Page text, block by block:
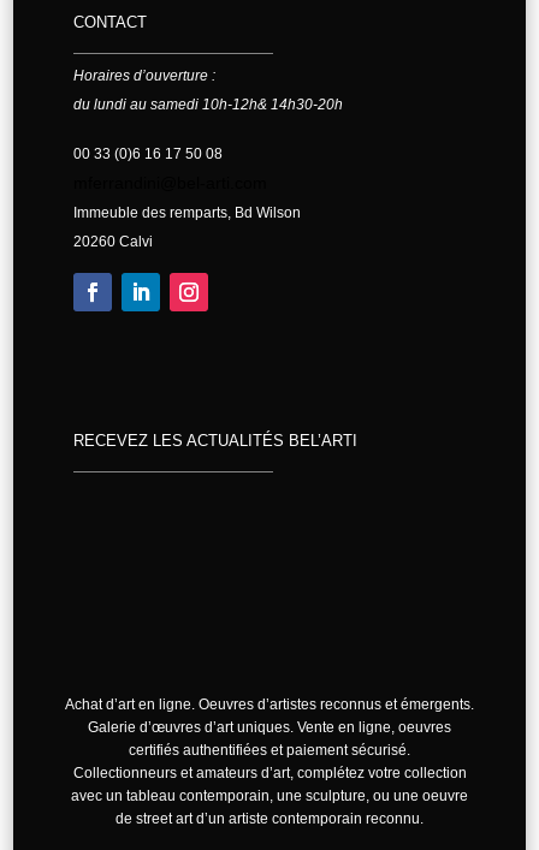
CONTACT
Horaires d’ouverture :
du lundi au samedi 10h-12h& 14h30-20h
00 33 (0)6 16 17 50 08
Immeuble des remparts, Bd Wilson
20260 Calvi
RECEVEZ LES ACTUALITÉS BEL’ARTI
Achat d’art en ligne. Oeuvres d’artistes reconnus et émergents.
Galerie d’œuvres d’art uniques. Vente en ligne, oeuvres
certifiés authentifiées et paiement sécurisé.
Collectionneurs et amateurs d’art, complétez votre collection
avec un tableau contemporain, une sculpture, ou une oeuvre
de street art d’un artiste contemporain reconnu.